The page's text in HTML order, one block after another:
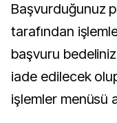
Başvurduğunuz
tarafından
başvuru bedeliniz
iade edilecek
işlemler menüsü